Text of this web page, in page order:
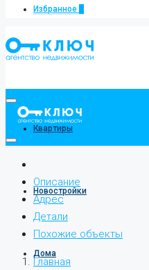
Избранное
Квартиры
Новостройки
Дома
Описание
Адрес
Детали
Похожие объекты
Главная